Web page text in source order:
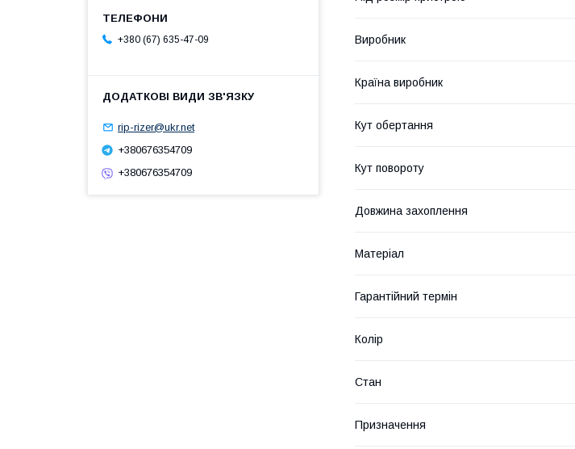
Виробник
Країна виробник
Кут обертання
Кут повороту
Довжина захоплення
Матеріал
Гарантійний термін
Колір
Стан
Призначення
+380 (67) 635-47-09
rip-rizer@ukr.net
+380676354709
+380676354709